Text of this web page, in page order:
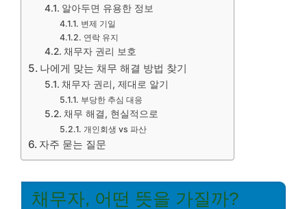
알아두면 유용한 정보
변제 기일
연락 유지
채무자 권리 보호
나에게 맞는 채무 해결 방법 찾기
채무자 권리, 제대로 알기
부당한 추심 대응
채무 해결, 현실적으로
개인회생 vs 파산
자주 묻는 질문
채무자, 어떤 뜻을 가질까?